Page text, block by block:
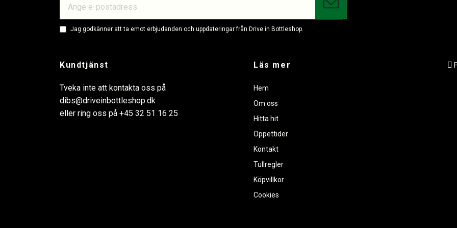
Jag godkänner att ta emot erbjudanden och uppdateringar från Drive in Bottleshop.
Kundtjänst
Tveka inte att kontakta oss på
dibs@driveinbottleshop.dk
eller ring oss på +45 32 51 16 25
Läs mer
Hem
Om oss
Hitta hit
Öppettider
Kontakt
Tullregler
Köpvillkor
Cookies